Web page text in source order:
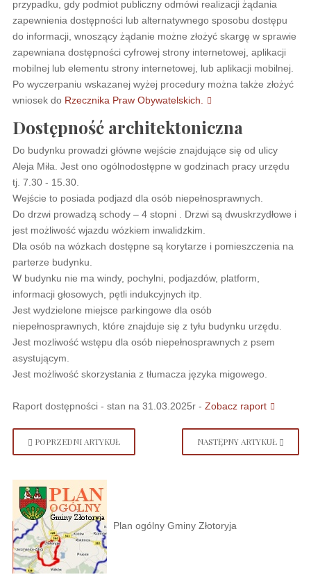
przypadku, gdy podmiot publiczny odmówi realizacji żądania
zapewnienia dostępności lub alternatywnego sposobu dostępu
do informacji, wnoszący żądanie możne złożyć skargę w sprawie
zapewniana dostępności cyfrowej strony internetowej, aplikacji
mobilnej lub elementu strony internetowej, lub aplikacji mobilnej.
Po wyczerpaniu wskazanej wyżej procedury można także złożyć
wniosek do Rzecznika Praw Obywatelskich.
Dostępność architektoniczna
Do budynku prowadzi główne wejście znajdujące się od ulicy
Aleja Miła. Jest ono ogólnodostępne w godzinach pracy urzędu
tj. 7.30 - 15.30.
Wejście to posiada podjazd dla osób niepełnosprawnych.
Do drzwi prowadzą schody – 4 stopni . Drzwi są dwuskrzydłowe i
jest możliwość wjazdu wózkiem inwalidzkim.
Dla osób na wózkach dostępne są korytarze i pomieszczenia na
parterze budynku.
W budynku nie ma windy, pochylni, podjazdów, platform,
informacji głosowych, pętli indukcyjnych itp.
Jest wydzielone miejsce parkingowe dla osób
niepełnosprawnych, które znajduje się z tyłu budynku urzędu.
Jest mozliwość wstępu dla osób niepełnosprawnych z psem
asystującym.
Jest możliwość skorzystania z tłumacza języka migowego.
Raport dostępności - stan na 31.03.2025r - Zobacz raport
POPRZEDNI ARTYKUŁ NASTĘPNY ARTYKUŁ
Plan ogólny Gminy Złotoryja